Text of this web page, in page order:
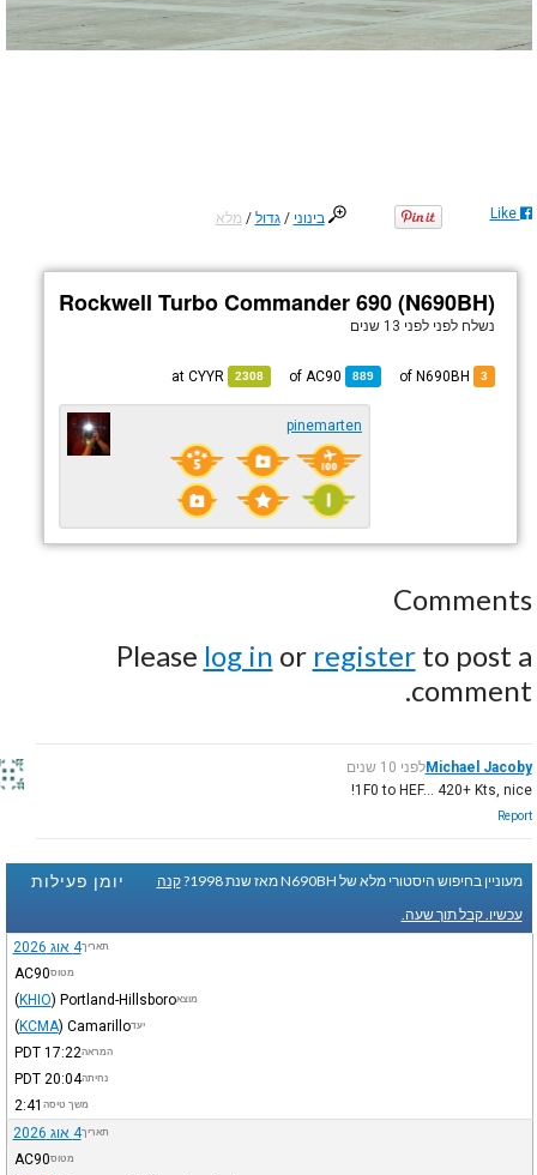
בינוני /גדול / מלא Like
Rockwell Turbo Commander 690 (N690BH)
נשלח לפני לפני 13 שנים
3
889
AC90
2308
CYYR
pinemarten
Comments
Please log in or registerto post a
comment.
Michael Jacobyלפני 10 שנים
1F0 to HEF... 420+ Kts, nice!
Report
יומן פעילות מעוניין בחיפוש היסטורי מלא של N690BH מאז שנת 1998?
קנה
עכשיו. קבל תוך שעה.
תאריך4 אוג 2026
מטוסAC90
מוצאPortland-Hillsboro
(KHIO)
יעדCamarillo
(KCMA)
המראה17:22
PDT
נחיתה20:04
PDT
משך טיסה 2:41
תאריך4 אוג 2026
מטוסAC90